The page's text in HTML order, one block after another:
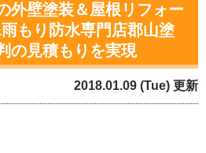
外壁塗装＆屋根リフォー
もり防水専門店郡山塗
の見積もりを実現
2018.01.09 (Tue) 更新